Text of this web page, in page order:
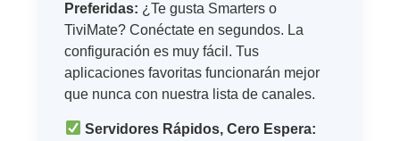
Preferidas: ¿Te gusta Smarters o
TiviMate? Conéctate en segundos. La
configuración es muy fácil. Tus
aplicaciones favoritas funcionarán mejor
que nunca con nuestra lista de canales.
Servidores Rápidos, Cero Espera: